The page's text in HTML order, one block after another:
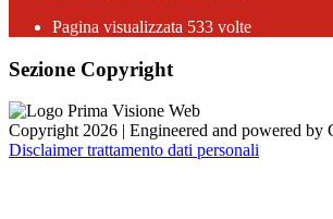
Pagina visualizzata 533 volte
Sezione Copyright
Copyright 2026 | Engineered and powered
Disclaimer trattamento dati personali